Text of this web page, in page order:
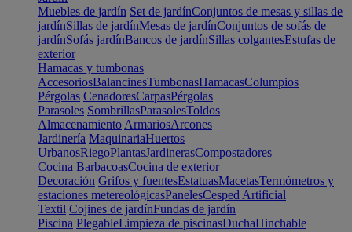
Muebles de jardín Set de jardínConjuntos de mesas y sillas de
jardínSillas de jardínMesas de jardínConjuntos de sofás de
jardínSofás jardínBancos de jardínSillas colgantesEstufas de
exterior
Hamacas y tumbonas
AccesoriosBalancinesTumbonasHamacasColumpios
Pérgolas CenadoresCarpasPérgolas
Parasoles SombrillasParasolesToldos
Almacenamiento ArmariosArcones
Jardinería MaquinariaHuertos
UrbanosRiegoPlantasJardinerasCompostadores
Cocina BarbacoasCocina de exterior
Decoración Grifos y fuentesEstatuasMacetasTermómetros y
estaciones metereológicasPanelesCesped Artificial
Textil Cojines de jardínFundas de jardín
Piscina PlegableLimpieza de piscinasDuchaHinchable